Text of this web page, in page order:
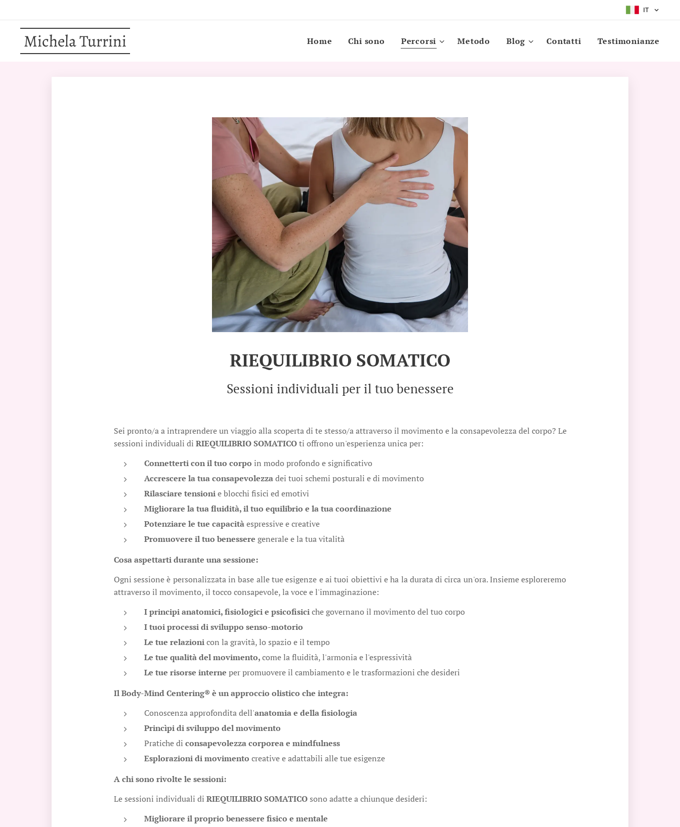
IT
Michela Turrini Home Chi sono Percorsi Metodo Blog Contatti Testimonianze
RIEQUILIBRIO SOMATICO
Sessioni individuali per il tuo benessere
Sei pronto/a a intraprendere un viaggio alla scoperta di te stesso/a attraverso il movimento e la consapevolezza del corpo? Le
sessioni individuali di RIEQUILIBRIO SOMATICOti offrono un'esperienza unica per:
Connetterti con il tuo corpo in modo profondo e significativo
Accrescere la tua consapevolezzadei tuoi schemi posturali e di movimento
Rilasciare tensionie blocchi fisici ed emotivi
Migliorare la tua fluidità, il tuo equilibrio e la tua coordinazione
Potenziare le tue capacitàespressive e creative
Promuovere il tuo benessere generale e la tua vitalità
Cosa aspettarti durante una sessione:
Ogni sessione è personalizzata in base alle tue esigenze e ai tuoi obiettivi e ha la durata di circa un'ora. Insieme esploreremo
attraverso il movimento, il tocco consapevole, la voce e l'immaginazione:
I principi anatomici, fisiologici e psicofisiciche governano il movimento del tuo corpo
I tuoi processi di sviluppo senso-motorio
Le tue relazionicon la gravità, lo spazio e il tempo
Le tue qualità del movimento,come la fluidità, l'armonia e l'espressività
Le tue risorse interne per promuovere il cambiamento e le trasformazioni che desideri
Il Body-Mind Centering® è un approccio olistico che integra:
Conoscenza approfondita dell'anatomia e della fisiologia
Princìpi di sviluppo del movimento
Pratiche di consapevolezza corporea e mindfulness
Esplorazioni di movimento creative e adattabili alle tue esigenze
A chi sono rivolte le sessioni:
Le sessioni individuali di RIEQUILIBRIO SOMATICO sono adatte a chiunque desideri:
Migliorare il proprio benessere fisico e mentale